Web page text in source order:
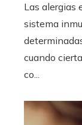
Las alergias
sistema
cuando
co...